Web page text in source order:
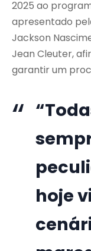
2025 ao
apresentado
Jackson
Jean Cleuter,
garantir um
hoje